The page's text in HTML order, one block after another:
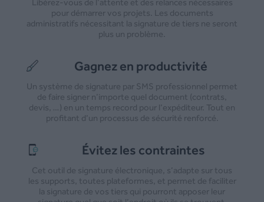
Libérez-vous de l’attente et des relances nécessaires
pour démarrer vos projets. Les documents
administratifs nécessitant la signature de tiers ne seront
plus un problème.
Gagnez en productivité
Un système de signature par SMS professionnel permet
de faire signer n’importe quel document (contrats,
devis, …) en un temps record pour l’expéditeur. Tout en
profitant d’un processus de sécurité renforcé.
Évitez les contraintes
Cet outil de signature électronique, s’adapte sur tous
les supports, toutes plateformes, et permet de faciliter
la signature de vos tiers qui pourront apposer leur